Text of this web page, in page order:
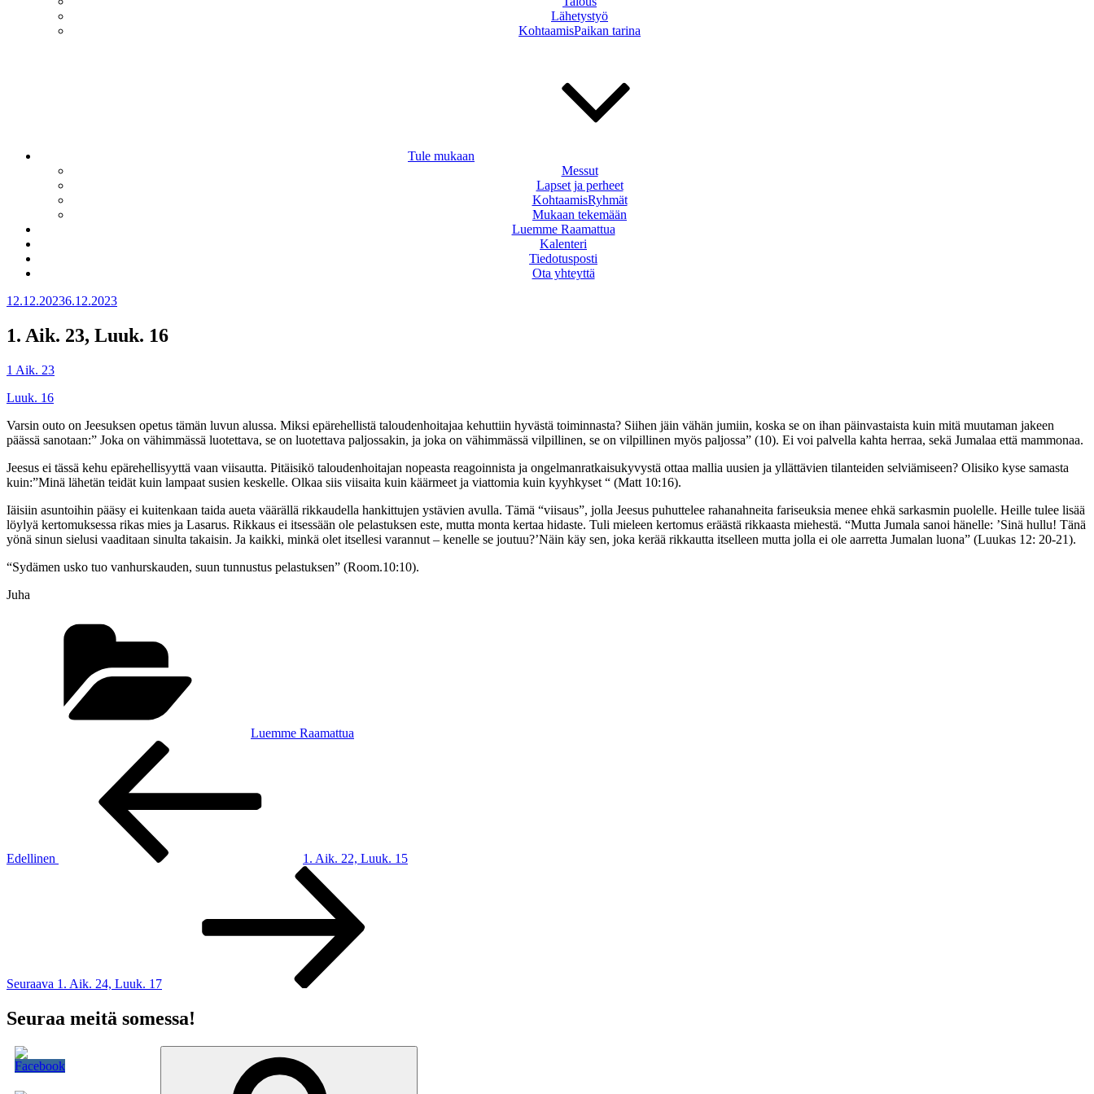
Lähetystyö
KohtaamisPaikan tarina
Tule mukaan
Messut
Lapset ja perheet
KohtaamisRyhmät
Mukaan tekemään
Luemme Raamattua
Kalenteri
Tiedotusposti
Ota yhteyttä
Julkaistu
12.12.20236.12.2023
1. Aik. 23, Luuk. 16
1 Aik. 23
Luuk. 16
Varsin outo on Jeesuksen opetus tämän luvun alussa. Miksi epärehellistä taloudenhoitajaa kehuttiin hyvästä toiminnasta? Siihen jäin vähän jumiin, koska se on ihan päinvastaista kuin mitä muutaman jakeen
päässä sanotaan:” Joka on vähimmässä luotettava, se on luotettava paljossakin, ja joka on vähimmässä vilpillinen, se on vilpillinen myös paljossa” (10). Ei voi palvella kahta herraa, sekä Jumalaa että mammonaa.
Jeesus ei tässä kehu epärehellisyyttä vaan viisautta. Pitäisikö taloudenhoitajan nopeasta reagoinnista ja ongelmanratkaisukyvystä ottaa mallia uusien ja yllättävien tilanteiden selviämiseen? Olisiko kyse samasta
kuin:”Minä lähetän teidät kuin lampaat susien keskelle. Olkaa siis viisaita kuin käärmeet ja viattomia kuin kyyhkyset “ (Matt 10:16).
Iäisiin asuntoihin pääsy ei kuitenkaan taida aueta väärällä rikkaudella hankittujen ystävien avulla. Tämä “viisaus”, jolla Jeesus puhuttelee rahanahneita fariseuksia menee ehkä sarkasmin puolelle. Heille tulee lisää
löylyä kertomuksessa rikas mies ja Lasarus. Rikkaus ei itsessään ole pelastuksen este, mutta monta kertaa hidaste. Tuli mieleen kertomus eräästä rikkaasta miehestä. “Mutta Jumala sanoi hänelle: ’Sinä hullu! Tänä
yönä sinun sielusi vaaditaan sinulta takaisin. Ja kaikki, minkä olet itsellesi varannut – kenelle se joutuu?’Näin käy sen, joka kerää rikkautta itselleen mutta jolla ei ole aarretta Jumalan luona” (Luukas 12: 20-21).
“Sydämen usko tuo vanhurskauden, suun tunnustus pelastuksen” (Room.10:10).
Juha
Luemme Raamattua
Edellinen
1. Aik. 22, Luuk. 15
Seuraava 1. Aik. 24, Luuk. 17
Seuraa meitä somessa!
Etsi: